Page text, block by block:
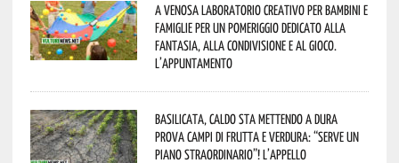
A Venosa laboratorio creativo per bambini e
famiglie per un pomeriggio dedicato alla
fantasia, alla condivisione e al gioco.
L’appuntamento
Basilicata, caldo sta mettendo a dura
prova campi di frutta e verdura: “Serve un
piano straordinario”! L’appello